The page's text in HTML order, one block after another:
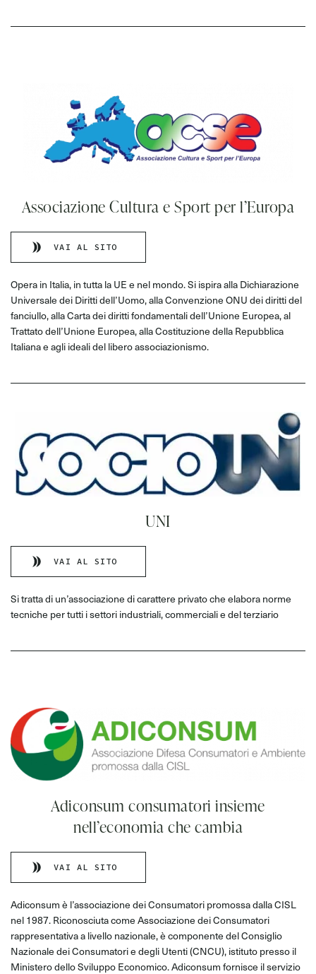
Associazione Cultura e Sport per l’Europa
VAI AL SITO
Opera in Italia, in tutta la UE e nel mondo. Si ispira alla Dichiarazione
Universale dei Diritti dell’Uomo, alla Convenzione ONU dei diritti del
fanciullo, alla Carta dei diritti fondamentali dell’Unione Europea, al
Trattato dell’Unione Europea, alla Costituzione della Repubblica
Italiana e agli ideali del libero associazionismo.
UNI
VAI AL SITO
Si tratta di un’associazione di carattere privato che elabora norme
tecniche per tutti i settori industriali, commerciali e del terziario
Adiconsum consumatori insieme
nell’economia che cambia
VAI AL SITO
Adiconsum è l’associazione dei Consumatori promossa dalla CISL
nel 1987. Riconosciuta come Associazione dei Consumatori
rappresentativa a livello nazionale, è componente del Consiglio
Nazionale dei Consumatori e degli Utenti (CNCU), istituto presso il
Ministero dello Sviluppo Economico. Adiconsum fornisce il servizio